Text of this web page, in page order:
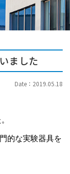
ました
Date：2019.05.18
的な実験器具を